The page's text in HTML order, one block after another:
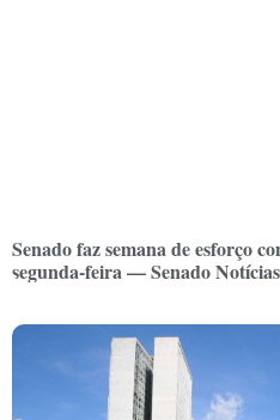
Senado faz semana de esforço
segunda-feira — Senado Notícias